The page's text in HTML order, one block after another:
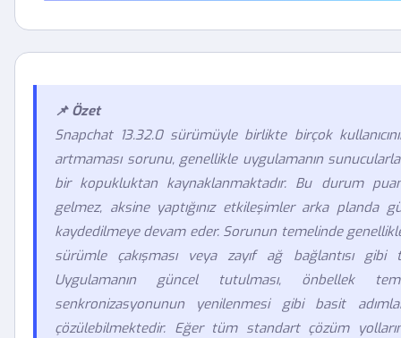
📌 Özet
Snapchat 13.32.0 sürümüyle birlikte birçok
artmaması sorunu, genellikle uygulamanın
bir kopukluktan kaynaklanmaktadır. Bu durum
gelmez, aksine yaptığınız etkileşimler arka planda
kaydedilmeye devam eder. Sorunun temelinde
sürümle çakışması veya zayıf ağ bağlantısı gibi
Uygulamanın güncel tutulması, önbellek
senkronizasyonunun yenilenmesi gibi basit
çözülebilmektedir. Eğer tüm standart çözüm